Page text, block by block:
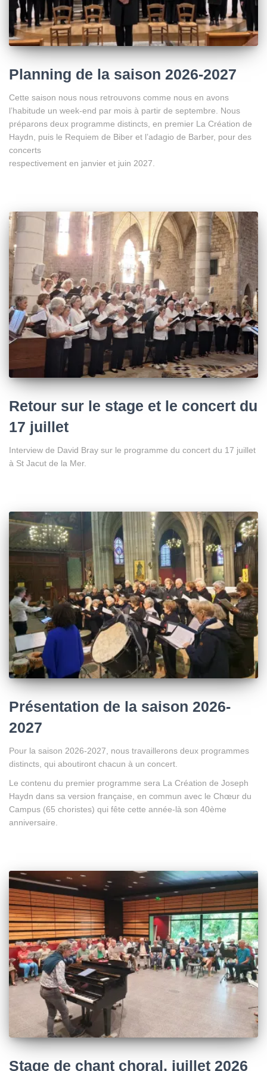
Planning de la saison 2026-2027
Cette saison nous nous retrouvons comme nous en avons
l’habitude un week-end par mois à partir de septembre. Nous
préparons deux programme distincts, en premier La Création de
Haydn, puis le Requiem de Biber et l’adagio de Barber, pour des
concerts
respectivement en janvier et juin 2027.
Retour sur le stage et le concert du
17 juillet
Interview de David Bray sur le programme du concert du 17 juillet
à St Jacut de la Mer.
Présentation de la saison 2026-
2027
Pour la saison 2026-2027, nous travaillerons deux programmes
distincts, qui aboutiront chacun à un concert.
Le contenu du premier programme sera La Création de Joseph
Haydn dans sa version française, en commun avec le Chœur du
Campus (65 choristes) qui fête cette année-là son 40ème
anniversaire.
Stage de chant choral, juillet 2026